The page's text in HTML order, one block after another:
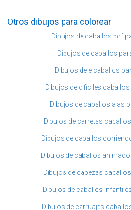
Otros dibujos para colorear
Dibujos de caballos pdf
Dibujos de caballos
Dibujos de e caballos
Dibujos de dificiles
Dibujos de caballos alas
Dibujos de carretas
Dibujos de caballos
Dibujos de caballos
Dibujos de cabezas
Dibujos de caballos
Dibujos de carruajes